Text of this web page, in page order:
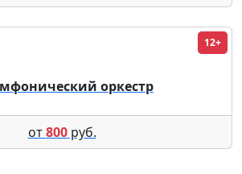
12+
оркестр
от800руб.